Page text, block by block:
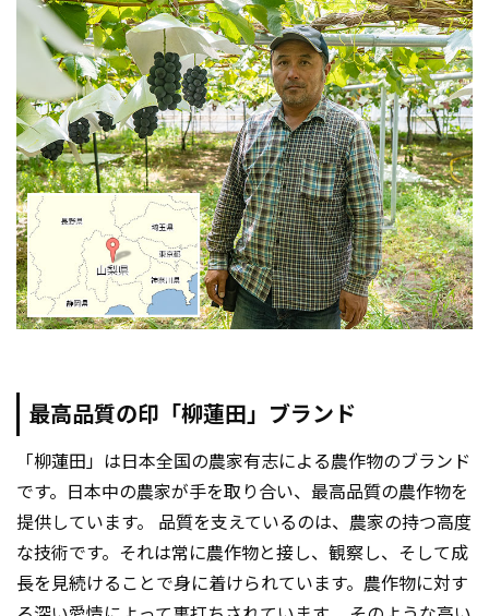
最高品質の印「柳蓮田」ブランド
「柳蓮田」は日本全国の農家有志による農作物のブランド
です。日本中の農家が手を取り合い、最高品質の農作物を
提供しています。 品質を支えているのは、農家の持つ高度
な技術です。それは常に農作物と接し、観察し、そして成
長を見続けることで身に着けられています。農作物に対す